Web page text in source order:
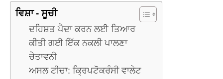
ਵਿਸ਼ਾ - ਸੂਚੀ
ਦਹਿਸ਼ਤ ਪੈਦਾ ਕਰਨ ਲਈ ਤਿਆਰ
ਕੀਤੀ ਗਈ ਇੱਕ ਨਕਲੀ ਪਾਲਣਾ
ਚੇਤਾਵਨੀ
ਅਸਲ ਟੀਚਾ: ਕ੍ਰਿਪਟੋਕਰੰਸੀ ਵਾਲੇਟ